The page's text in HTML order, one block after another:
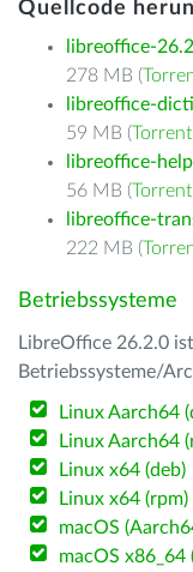
Quellcode
libreoffice-
278 MB (
libreoffice-
59 MB (Torrent
libreoffice-
56 MB (Torrent
libreoffice-
222 MB (
Betriebssysteme
LibreOffice 26.2.0
Betriebssysteme/
Linux Aarch64
Linux Aarch64
Linux x64 (deb)
Linux x64 (rpm)
macOS
macOS